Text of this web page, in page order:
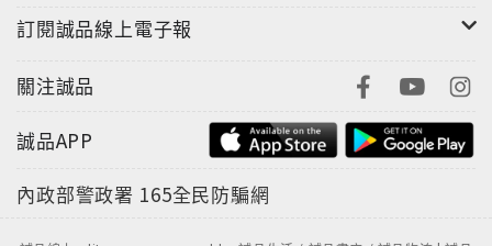
訂閱誠品線上電子報
關注誠品
誠品APP
內政部警政署 165全民防騙網